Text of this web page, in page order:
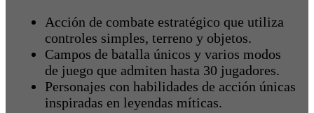
Acción de combate estratégico que utiliza
controles simples, terreno y objetos.
Campos de batalla únicos y varios modos
de juego que admiten hasta 30 jugadores.
Personajes con habilidades de acción únicas
inspiradas en leyendas míticas.